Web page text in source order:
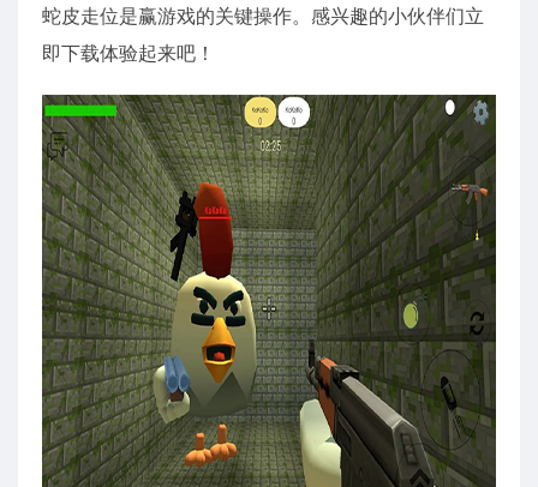
蛇皮走位是赢游戏的关键操作。感兴趣的小伙伴们立
即下载体验起来吧！